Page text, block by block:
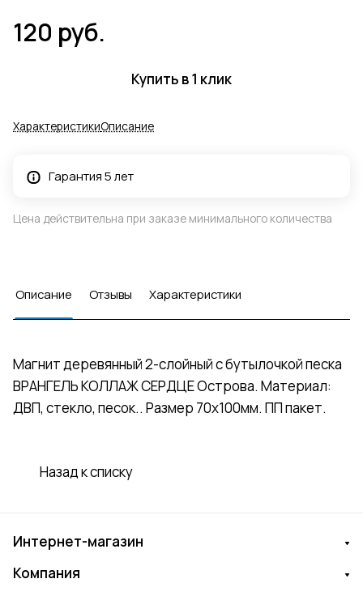
120 руб.
Купить в 1 клик
ХарактеристикиОписание
Гарантия 5 лет
Цена действительна при заказе минимального количества
Описание Отзывы Характеристики
Магнит деревянный 2-слойный с бутылочкой песка
ВРАНГЕЛЬ КОЛЛАЖ СЕРДЦЕ Острова. Материал:
ДВП, стекло, песок.. Размер 70х100мм. ПП пакет.
Назад к списку
Интернет-магазин
Компания